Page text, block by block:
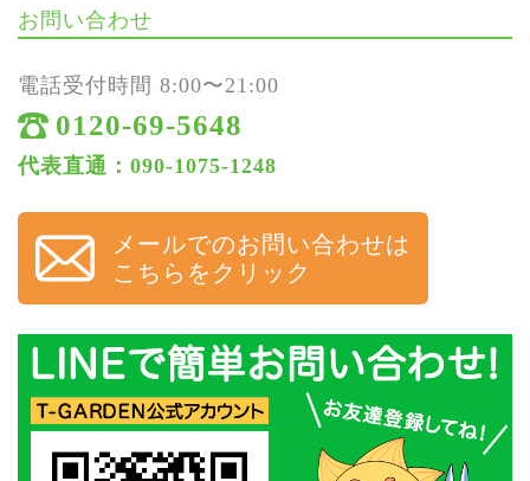
お問い合わせ
電話受付時間 8:00〜21:00
0120-69-5648
代表直通：090-1075-1248
メールでのお問い合わせは
こちらをクリック